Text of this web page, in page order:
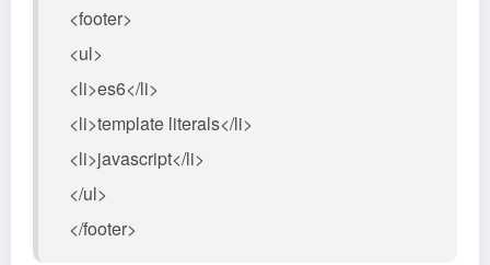
<footer>
<ul>
<li>es6</li>
<li>template literals</li>
<li>javascript</li>
</ul>
</footer>